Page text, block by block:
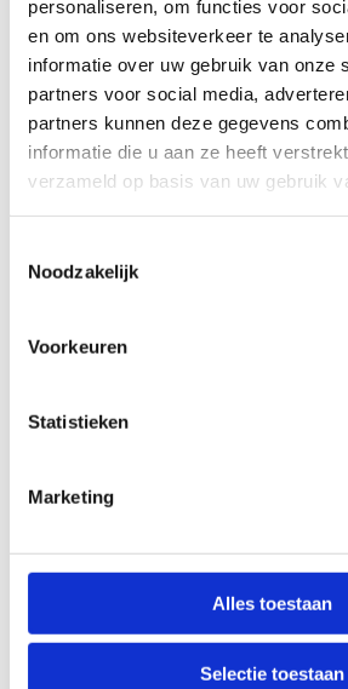
personaliseren, om functies voor
en om ons websiteverkeer te
informatie over uw gebruik van onze
partners voor social media,
partners kunnen deze gegevens
informatie die u aan ze heeft
verzameld op basis van uw gebruik
Noodzakelijk
Voorkeuren
Statistieken
Marketing
Alles toestaan
Selectie toestaan
verzekerd van je wekelijks
Handbalclub Brugge
Mathias Maus
Stuur een bericht